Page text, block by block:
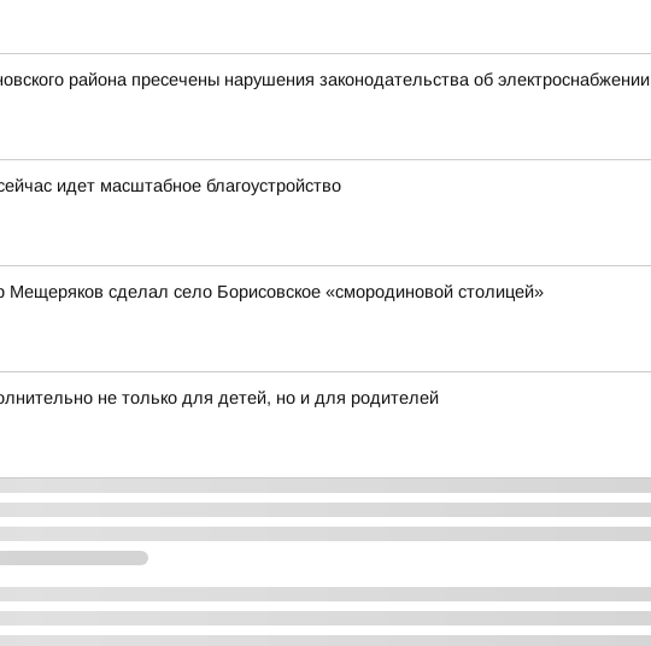
района пресечены нарушения законодательства об электроснабжении
идет масштабное благоустройство
сделал село Борисовское «смородиновой столицей»
не только для детей, но и для родителей